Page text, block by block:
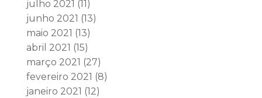
julho 2021 (11)
junho 2021 (13)
maio 2021 (13)
abril 2021 (15)
março 2021 (27)
fevereiro 2021 (8)
janeiro 2021 (12)